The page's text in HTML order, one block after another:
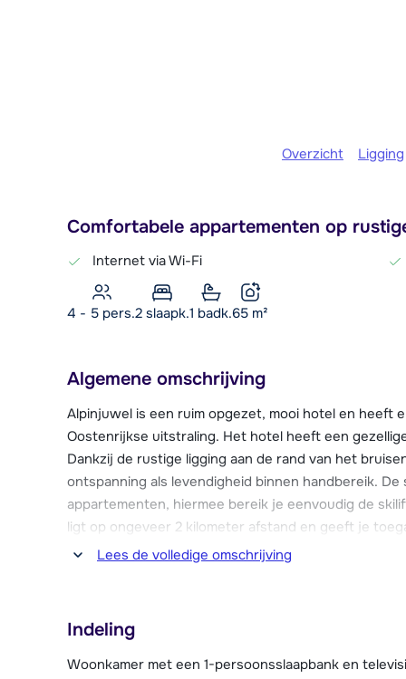
Overzicht Ligging
Comfortabele appartementen op
Internet via Wi-Fi
4 - 5 pers.2 slaapk.1 badk.65 m²
Algemene omschrijving
Alpinjuwel is een ruim opgezet, mooi hotel en heeft
Oostenrijkse uitstraling. Het hotel heeft een
Dankzij de rustige ligging aan de rand van het
ontspanning als levendigheid binnen handbereik.
appartementen, hiermee bereik je eenvoudig de
ligt op ongeveer 2 kilometer afstand en geeft je
Arena. Deze lift brengt je direct een flink stuk het
rodelvoucher halen.
Lees de volledige omschrijving
Indeling
Woonkamer met een 1-persoonsslaapbank en